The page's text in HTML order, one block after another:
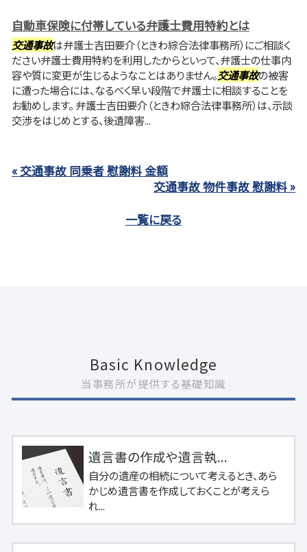
自動車保険に付帯している弁護士費用特約とは
交通事故は弁護士吉田要介（ときわ綜合法律事務所）にご相談く
ださい弁護士費用特約を利用したからといって、弁護士の仕事内
容や質に変更が生じるようなことはありません。交通事故の被害
に遭った場合には、なるべく早い段階で弁護士に相談することを
お勧めします。 弁護士吉田要介（ときわ綜合法律事務所）は、示談
交渉をはじめとする、後遺障害...
« 交通事故 同乗者 慰謝料 金額
交通事故 物件事故 慰謝料 »
一覧に戻る
Basic Knowledge
当事務所が提供する基礎知識
遺言書の作成や遺言執...
自分の遺産の相続について考えるとき、あら
かじめ遺言書を作成しておくことが考えら
れ...